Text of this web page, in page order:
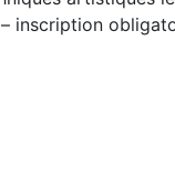
inscription